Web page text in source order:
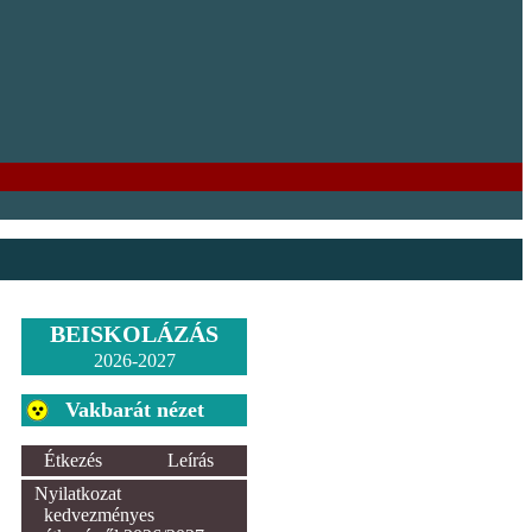
BEISKOLÁZÁS
2026-2027
Vakbarát nézet
Étkezés
Leírás
Nyilatkozat
kedvezményes